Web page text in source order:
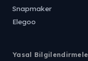
Snapmaker
Elegoo
Yasal